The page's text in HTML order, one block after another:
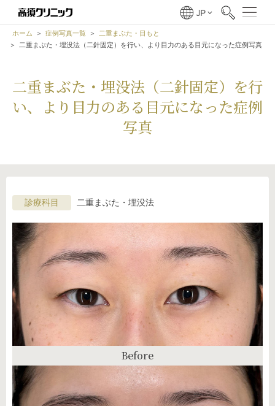
ホーム 症例写真一覧
二重まぶた・目もと
二重まぶた・埋没法（二針固定）を行い、より目力のある目元になった症例写真
二重まぶた・埋没法（二針固定）を行
い、より目力のある目元になった症例
写真
診療科目 二重まぶた・埋没法
Before